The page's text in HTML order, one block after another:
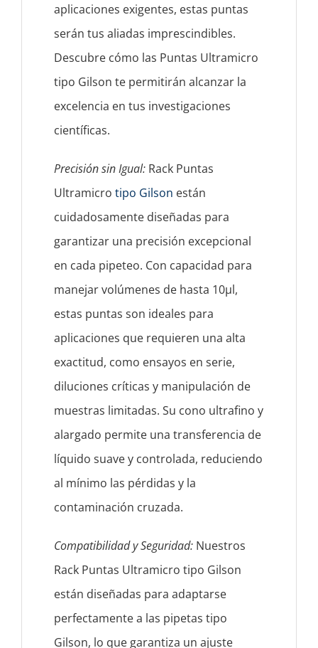
aplicaciones exigentes, estas puntas
serán tus aliadas imprescindibles.
Descubre cómo las Puntas Ultramicro
tipo Gilson te permitirán alcanzar la
excelencia en tus investigaciones
científicas.
Precisión sin Igual: Rack Puntas
Ultramicrotipo Gilson están
cuidadosamente diseñadas para
garantizar una precisión excepcional
en cada pipeteo. Con capacidad para
manejar volúmenes de hasta 10μl,
estas puntas son ideales para
aplicaciones que requieren una alta
exactitud, como ensayos en serie,
diluciones críticas y manipulación de
muestras limitadas. Su cono ultrafino y
alargado permite una transferencia de
líquido suave y controlada, reduciendo
al mínimo las pérdidas y la
contaminación cruzada.
Compatibilidad y Seguridad: Nuestros
Rack Puntas Ultramicro tipo Gilson
están diseñadas para adaptarse
perfectamente a las pipetas tipo
Gilson, lo que garantiza un ajuste